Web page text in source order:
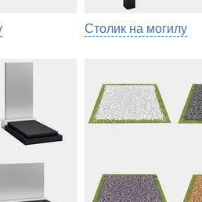
Столик на могилу